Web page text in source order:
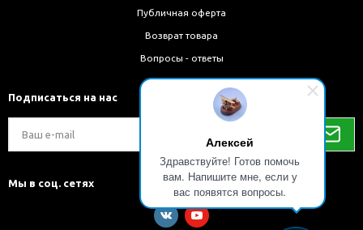
Алексей
Здравствуйте! Готов помочь
вам. Напишите мне, если у
вас появятся вопросы.
Публичная оферта
Возврат товара
Вопросы - ответы
Подписаться на нас
Мы в соц. сетях